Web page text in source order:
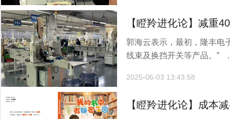
【瞪羚进化论】减重
为新能源车线束“瘦身”
郭海云表示，最初，隆丰电
线束及换挡开关等产品。”
2025-06-03 13:43:58
【瞪羚进化论】成本